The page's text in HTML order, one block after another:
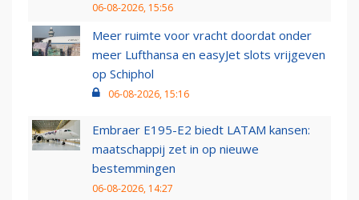
06-08-2026, 15:56
Meer ruimte voor vracht doordat onder
meer Lufthansa en easyJet slots vrijgeven
op Schiphol
06-08-2026, 15:16
Embraer E195-E2 biedt LATAM kansen:
maatschappij zet in op nieuwe
bestemmingen
06-08-2026, 14:27